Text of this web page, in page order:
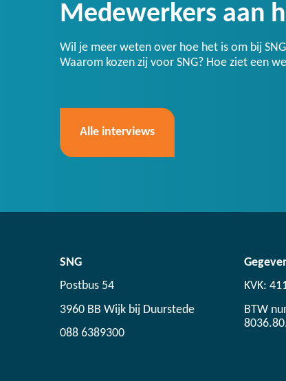
Medewerkers aan
Wil je meer weten over hoe het is om bij
Waarom kozen zij voor SNG? Hoe ziet een
Alle interviews
SNG
Postbus 54
3960 BB Wijk bij Duurstede
088 6389300
KVK:
BTW